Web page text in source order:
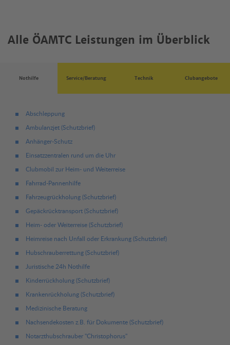
Alle ÖAMTC Leistungen im Überblick
Nothilfe Service/Beratung Technik Clubangebote
Abschleppung
Ambulanzjet (Schutzbrief)
Anhänger-Schutz
Einsatzzentralen rund um die Uhr
Clubmobil zur Heim- und Weiterreise
Fahrrad-Pannenhilfe
Fahrzeugrückholung (Schutzbrief)
Gepäckrücktransport (Schutzbrief)
Heim- oder Weiterreise (Schutzbrief)
Heimreise nach Unfall oder Erkrankung (Schutzbrief)
Hubschrauberrettung (Schutzbrief)
Juristische 24h Nothilfe
Kinderrückholung (Schutzbrief)
Krankenrückholung (Schutzbrief)
Medizinische Beratung
Nachsendekosten z.B. für Dokumente (Schutzbrief)
Notarzthubschrauber "Christophorus"